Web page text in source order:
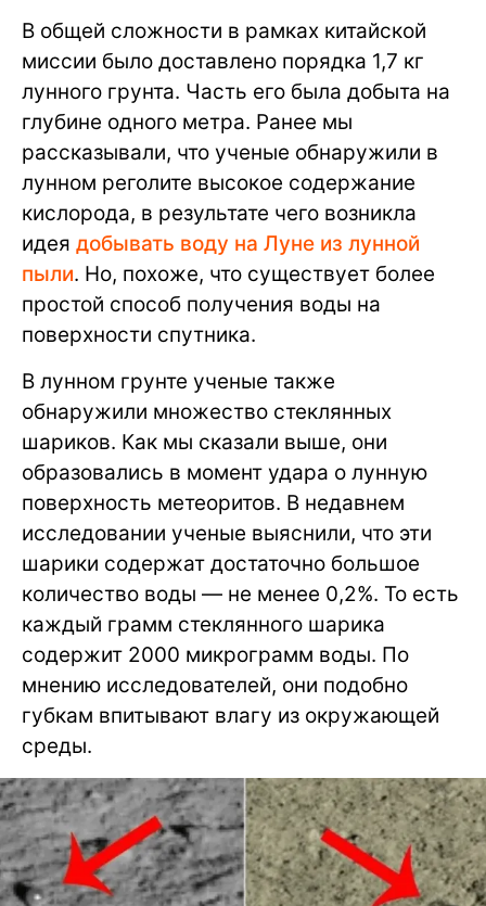
В общей сложности в рамках китайской
миссии было доставлено порядка 1,7 кг
лунного грунта. Часть его была добыта на
глубине одного метра. Ранее мы
рассказывали, что ученые обнаружили в
лунном реголите высокое содержание
кислорода, в результате чего возникла
идея добывать воду на Луне из лунной
пыли. Но, похоже, что существует более
простой способ получения воды на
поверхности спутника.
В лунном грунте ученые также
обнаружили множество стеклянных
шариков. Как мы сказали выше, они
образовались в момент удара о лунную
поверхность метеоритов. В недавнем
исследовании ученые выяснили, что эти
шарики содержат достаточно большое
количество воды — не менее 0,2%. То есть
каждый грамм стеклянного шарика
содержит 2000 микрограмм воды. По
мнению исследователей, они подобно
губкам впитывают влагу из окружающей
среды.